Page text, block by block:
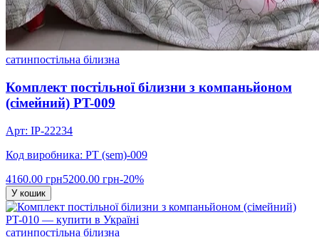
сатинпостільна білизна
Комплект постільної білизни з компаньйоном
(сімейний) PT-009
Арт: IP-22234
Код виробника: PT (sem)-009
4160.00 грн5200.00 грн-20%
У кошик
сатинпостільна білизна